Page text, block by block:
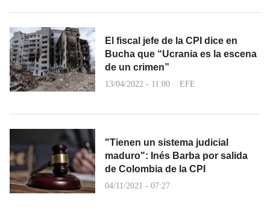
El fiscal jefe de la CPI dice en
Bucha que “Ucrania es la escena
de un crimen”
13/04/2022 - 11:00 EFE
"Tienen un sistema judicial
maduro": Inés Barba por salida
de Colombia de la CPI
04/11/2021 - 07:27